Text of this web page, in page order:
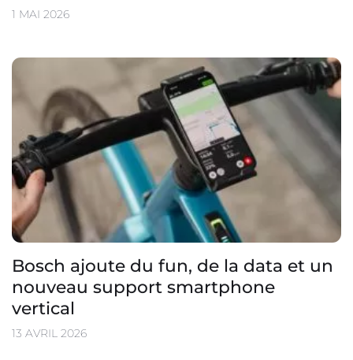
1 MAI 2026
Bosch ajoute du fun, de la data et un
nouveau support smartphone
vertical
13 AVRIL 2026